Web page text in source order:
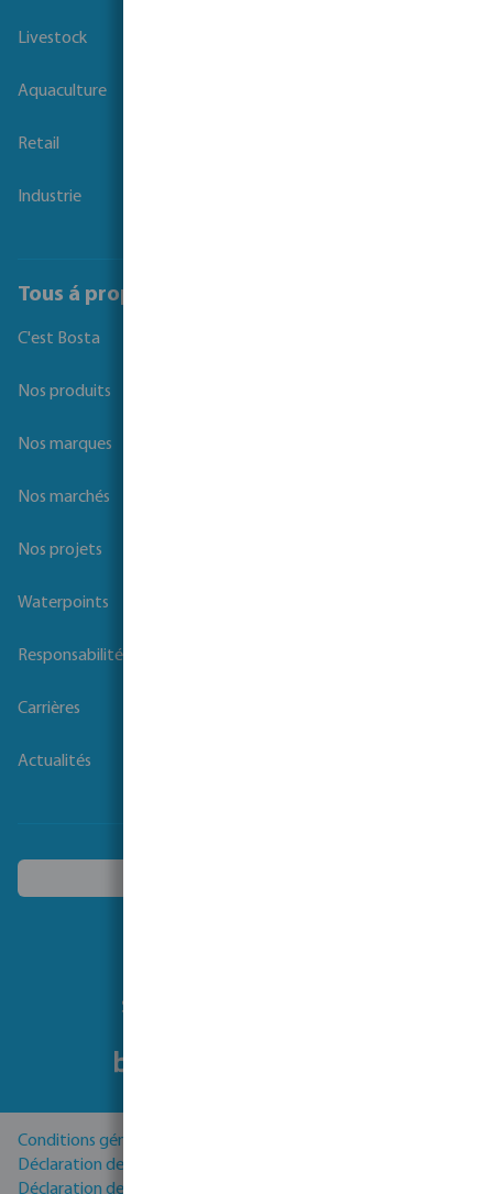
Livestock
Aquaculture
Retail
Industrie
Tous á propos de Bosta
C'est Bosta
Nos produits
Nos marques
Nos marchés
Nos projets
Waterpoints
Responsabilité sociale des entreprises
Carrières
Actualités
Suivez-nous
Conditions générales
Déclaration de Confidentialité
Déclaration de cookies